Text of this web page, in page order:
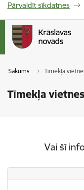
Pārvaldīt sīkdatnes
Sākums Tīmekļa
Tīmekļa
Vai šī
Vai šī informācija